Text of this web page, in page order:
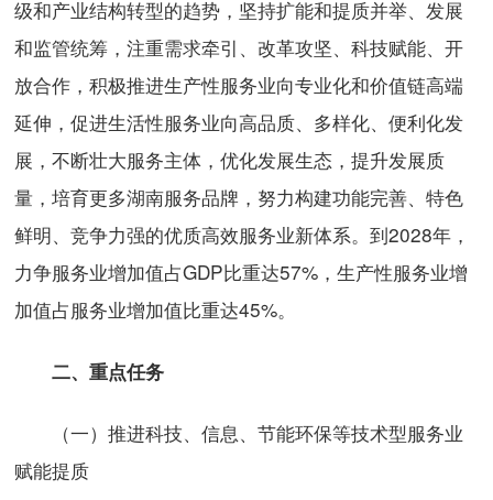
级和产业结构转型的趋势，坚持扩能和提质并举、发展
和监管统筹，注重需求牵引、改革攻坚、科技赋能、开
放合作，积极推进生产性服务业向专业化和价值链高端
延伸，促进生活性服务业向高品质、多样化、便利化发
展，不断壮大服务主体，优化发展生态，提升发展质
量，培育更多湖南服务品牌，努力构建功能完善、特色
鲜明、竞争力强的优质高效服务业新体系。到2028年，
力争服务业增加值占GDP比重达57%，生产性服务业增
加值占服务业增加值比重达45%。
二、重点任务
（一）推进科技、信息、节能环保等技术型服务业
赋能提质